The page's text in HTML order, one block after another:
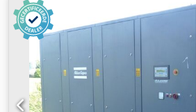
2870 uur Aggregaat volledig
59.500 PLN Bruto prijs: 73.185 PLN